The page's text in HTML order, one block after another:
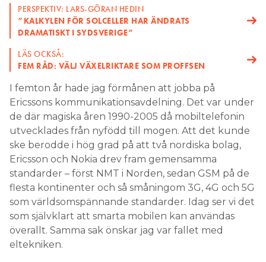
PERSPEKTIV: LARS-GÖRAN HEDIN
”KALKYLEN FÖR SOLCELLER HAR ÄNDRATS
DRAMATISKT I SYDSVERIGE”
LÄS OCKSÅ:
FEM RÅD: VÄLJ VÄXELRIKTARE SOM PROFFSEN
I femton år hade jag förmånen att jobba på
Ericssons kommunikationsavdelning. Det var under
de där magiska åren 1990-2005 då mobiltelefonin
utvecklades från nyfödd till mogen. Att det kunde
ske berodde i hög grad på att två nordiska bolag,
Ericsson och Nokia drev fram gemensamma
standarder – först NMT i Norden, sedan GSM på de
flesta kontinenter och så småningom 3G, 4G och 5G
som världsomspännande standarder. Idag ser vi det
som självklart att smarta mobilen kan användas
överallt. Samma sak önskar jag var fallet med
eltekniken.